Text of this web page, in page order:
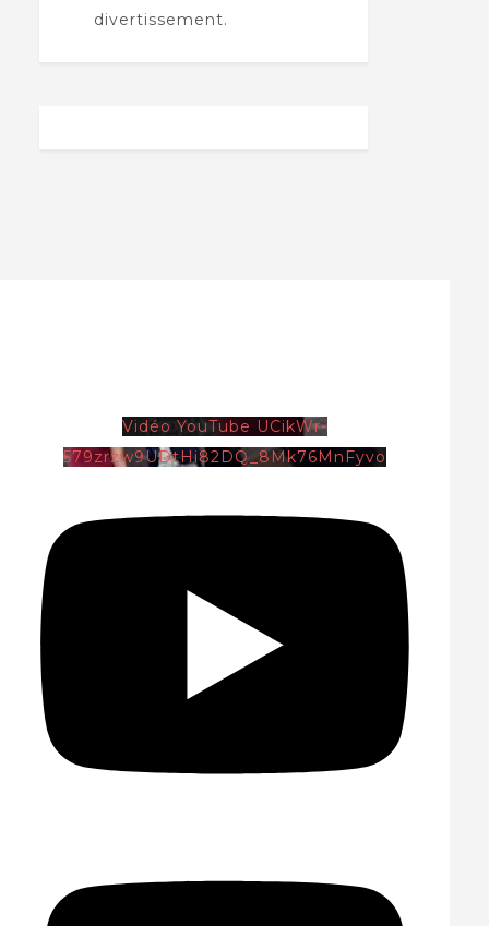
divertissement.
Vidéo YouTube UCikWr-
579zrzw9UDtHi82DQ_8Mk76MnFyvo